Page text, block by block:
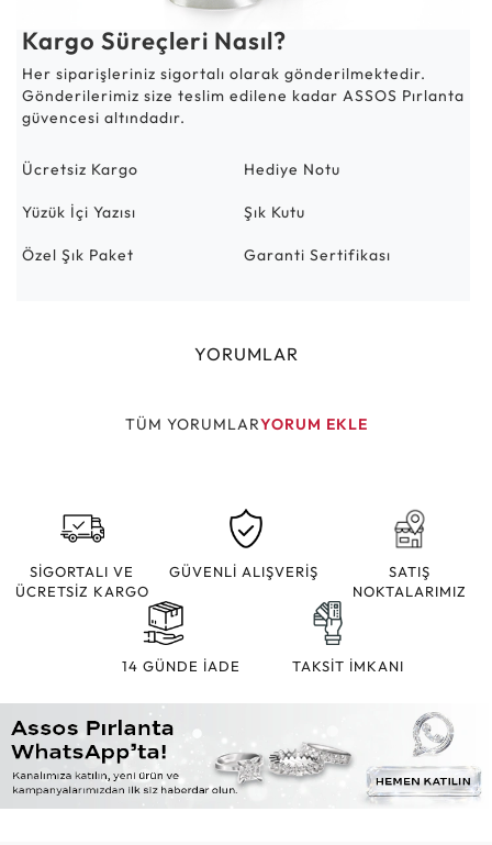
Kargo Süreçleri Nasıl?
Her siparişleriniz sigortalı olarak gönderilmektedir.
Gönderilerimiz size teslim edilene kadar ASSOS Pırlanta
güvencesi altındadır.
Ücretsiz Kargo Hediye Notu
Yüzük İçi Yazısı Şık Kutu
Özel Şık Paket Garanti Sertifikası
YORUMLAR
TÜM YORUMLARYORUM EKLE
SİGORTALI VE
ÜCRETSİZ KARGO
GÜVENLİ ALIŞVERİŞ
SATIŞ
NOKTALARIMIZ
14 GÜNDE İADE TAKSİT İMKANI